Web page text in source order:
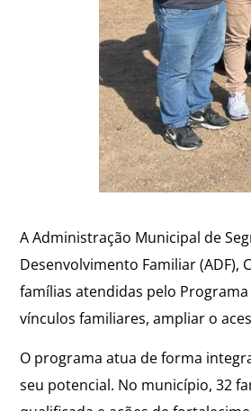
A Administração Municipal de
Desenvolvimento Familiar
famílias atendidas pelo
vínculos familiares, ampliar o
O programa atua de forma
seu potencial. No município, 32